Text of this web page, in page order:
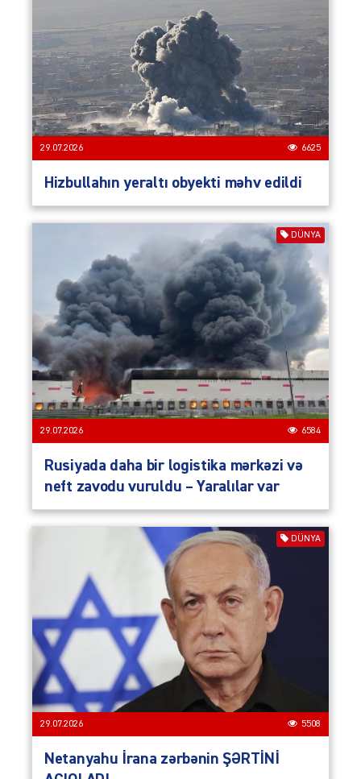
29.07.2026 6625
Hizbullahın yeraltı obyekti məhv edildi
DÜNYA
29.07.2026 6584
Rusiyada daha bir logistika mərkəzi və
neft zavodu vuruldu – Yaralılar var
DÜNYA
29.07.2026 5508
Netanyahu İrana zərbənin ŞƏRTİNİ